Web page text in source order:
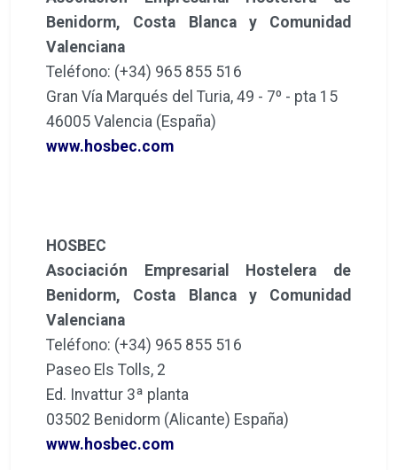
Benidorm, Costa Blanca y Comunidad
Valenciana
Teléfono: (+34) 965 855 516
Gran Vía Marqués del Turia, 49 - 7º - pta 15
46005 Valencia (España)
www.hosbec.com
HOSBEC
Asociación Empresarial Hostelera de
Benidorm, Costa Blanca y Comunidad
Valenciana
Teléfono: (+34) 965 855 516
Paseo Els Tolls, 2
Ed. Invattur 3ª planta
03502 Benidorm (Alicante) España)
www.hosbec.com